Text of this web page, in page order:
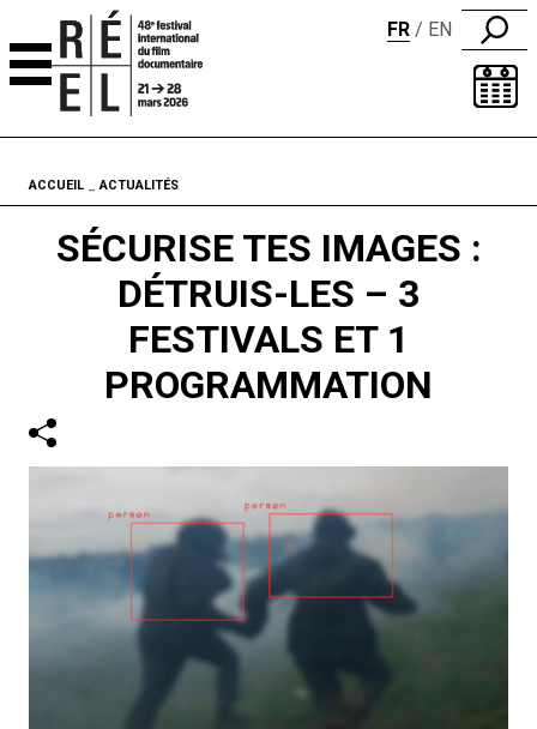
FR EN
Fil d'ariane
ACCUEIL ACTUALITÉS
SÉCURISE TES IMAGES :
DÉTRUIS-LES – 3
FESTIVALS ET 1
PROGRAMMATION